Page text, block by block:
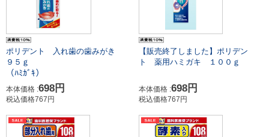
ポリデント 入れ歯の歯みがき
９５ｇ
（ﾊﾐｶﾞｷ）
本体価格 :698円
税込価格767円
【販売終了しました】ポリデン
ト 薬用ハミガキ １００ｇ
本体価格 :698円
税込価格767円